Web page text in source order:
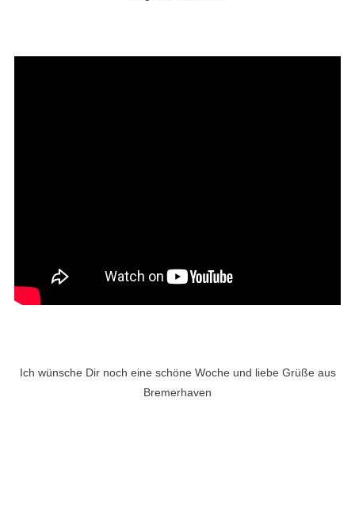
Ich wünsche Dir noch eine schöne Woche und liebe Grüße aus
Bremerhaven